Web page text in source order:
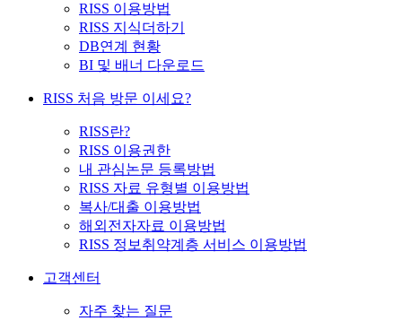
RISS 이용방법
RISS 지식더하기
DB연계 현황
BI 및 배너 다운로드
RISS 처음 방문 이세요?
RISS란?
RISS 이용권한
내 관심논문 등록방법
RISS 자료 유형별 이용방법
복사/대출 이용방법
해외전자자료 이용방법
RISS 정보취약계층 서비스 이용방법
고객센터
자주 찾는 질문